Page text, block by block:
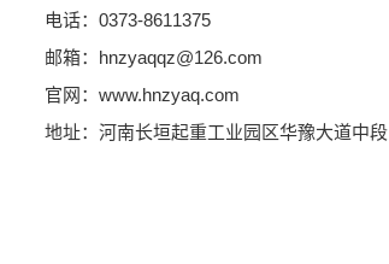
电话：0373-8611375
邮箱：hnzyaqqz@126.com
官网：www.hnzyaq.com
地址：河南长垣起重工业园区华豫大道中段